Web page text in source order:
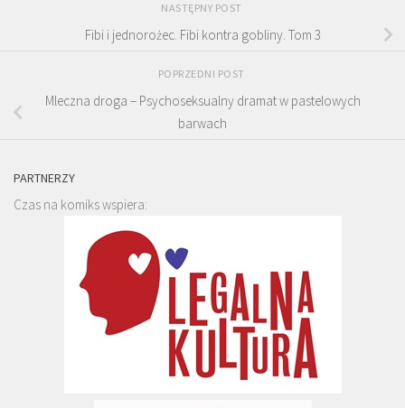
NASTĘPNY POST
Fibi i jednorożec. Fibi kontra gobliny. Tom 3
POPRZEDNI POST
Mleczna droga – Psychoseksualny dramat w pastelowych
barwach
PARTNERZY
Czas na komiks wspiera: